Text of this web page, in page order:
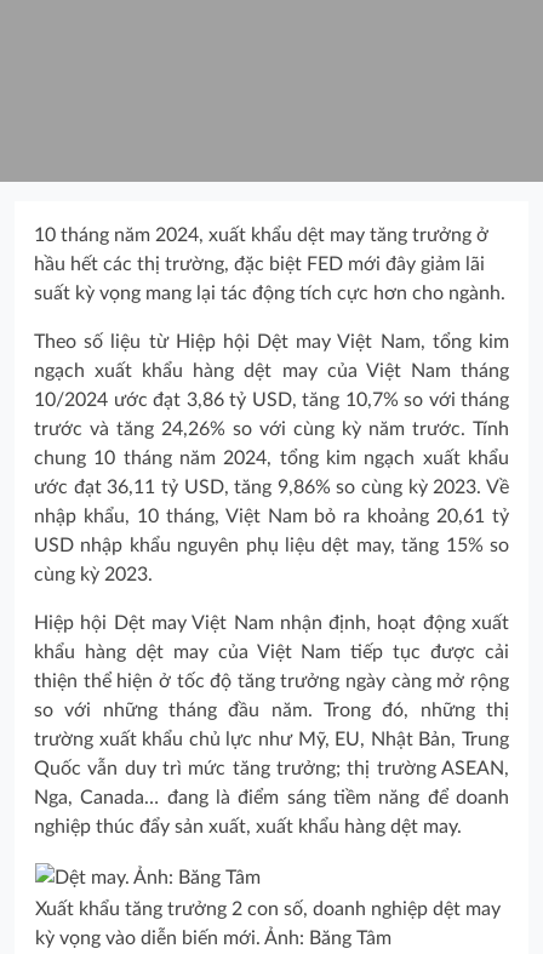
10 tháng năm 2024, xuất khẩu dệt may tăng trưởng ở
hầu hết các thị trường, đặc biệt FED mới đây giảm lãi
suất kỳ vọng mang lại tác động tích cực hơn cho ngành.
Theo số liệu từ Hiệp hội Dệt may Việt Nam, tổng kim
ngạch xuất khẩu hàng dệt may của Việt Nam tháng
10/2024 ước đạt 3,86 tỷ USD, tăng 10,7% so với tháng
trước và tăng 24,26% so với cùng kỳ năm trước. Tính
chung 10 tháng năm 2024, tổng kim ngạch xuất khẩu
ước đạt 36,11 tỷ USD, tăng 9,86% so cùng kỳ 2023. Về
nhập khẩu, 10 tháng, Việt Nam bỏ ra khoảng 20,61 tỷ
USD nhập khẩu nguyên phụ liệu dệt may, tăng 15% so
cùng kỳ 2023.
Hiệp hội Dệt may Việt Nam nhận định, hoạt động xuất
khẩu hàng dệt may của Việt Nam tiếp tục được cải
thiện thể hiện ở tốc độ tăng trưởng ngày càng mở rộng
so với những tháng đầu năm. Trong đó, những thị
trường xuất khẩu chủ lực như Mỹ, EU, Nhật Bản, Trung
Quốc vẫn duy trì mức tăng trưởng; thị trường ASEAN,
Nga, Canada… đang là điểm sáng tiềm năng để doanh
nghiệp thúc đẩy sản xuất, xuất khẩu hàng dệt may.
Xuất khẩu tăng trưởng 2 con số, doanh nghiệp dệt may
kỳ vọng vào diễn biến mới. Ảnh: Băng Tâm